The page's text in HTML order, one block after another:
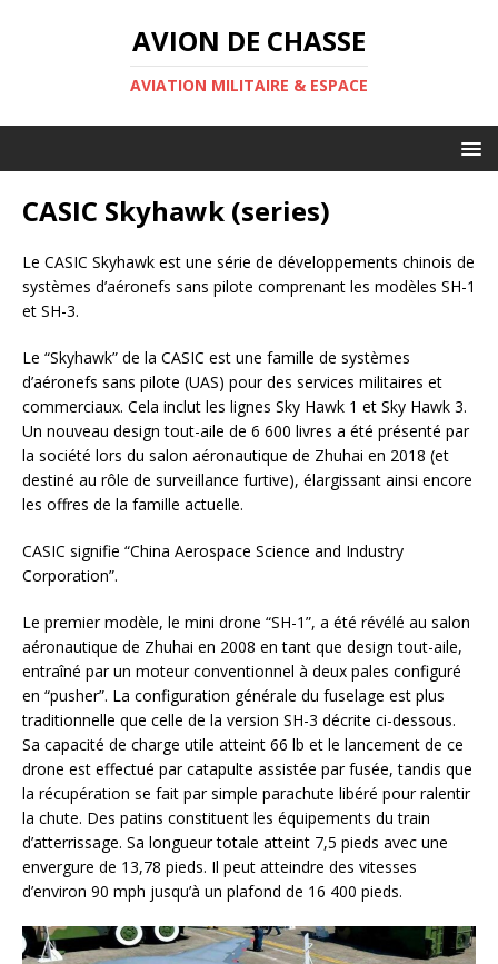
AVION DE CHASSE
AVIATION MILITAIRE & ESPACE
CASIC Skyhawk (series)
Le CASIC Skyhawk est une série de développements chinois de
systèmes d’aéronefs sans pilote comprenant les modèles SH-1
et SH-3.
Le “Skyhawk” de la CASIC est une famille de systèmes
d’aéronefs sans pilote (UAS) pour des services militaires et
commerciaux. Cela inclut les lignes Sky Hawk 1 et Sky Hawk 3.
Un nouveau design tout-aile de 6 600 livres a été présenté par
la société lors du salon aéronautique de Zhuhai en 2018 (et
destiné au rôle de surveillance furtive), élargissant ainsi encore
les offres de la famille actuelle.
CASIC signifie “China Aerospace Science and Industry
Corporation”.
Le premier modèle, le mini drone “SH-1”, a été révélé au salon
aéronautique de Zhuhai en 2008 en tant que design tout-aile,
entraîné par un moteur conventionnel à deux pales configuré
en “pusher”. La configuration générale du fuselage est plus
traditionnelle que celle de la version SH-3 décrite ci-dessous.
Sa capacité de charge utile atteint 66 lb et le lancement de ce
drone est effectué par catapulte assistée par fusée, tandis que
la récupération se fait par simple parachute libéré pour ralentir
la chute. Des patins constituent les équipements du train
d’atterrissage. Sa longueur totale atteint 7,5 pieds avec une
envergure de 13,78 pieds. Il peut atteindre des vitesses
d’environ 90 mph jusqu’à un plafond de 16 400 pieds.